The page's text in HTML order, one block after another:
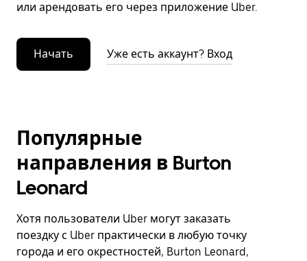
или арендовать его через приложение Uber.
Начать Уже есть аккаунт? Вход
Популярные
направления в Burton
Leonard
Хотя пользователи Uber могут заказать
поездку с Uber практически в любую точку
города и его окрестностей, Burton Leonard,